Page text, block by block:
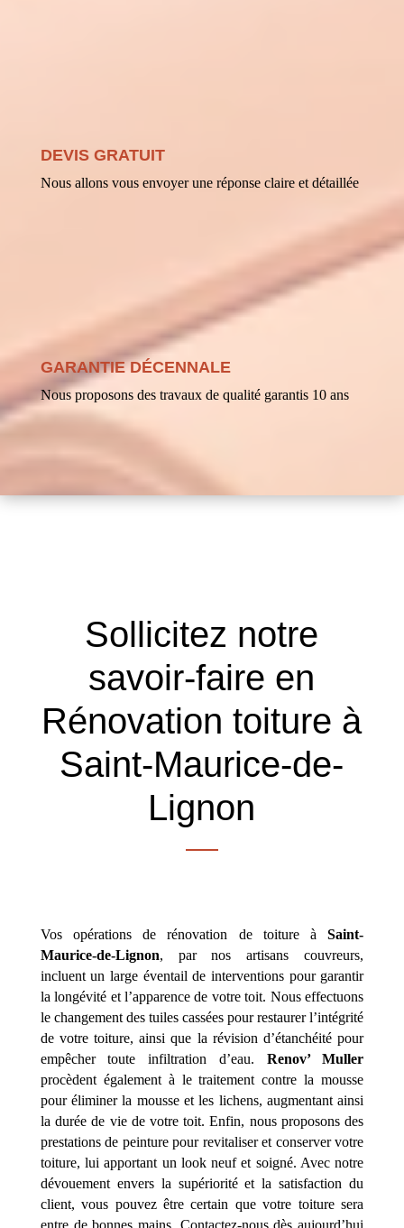
DEVIS GRATUIT
Nous allons vous envoyer une réponse claire et détaillée
GARANTIE DÉCENNALE
Nous proposons des travaux de qualité garantis 10 ans
Sollicitez notre
savoir-faire en
Rénovation toiture à
Saint-Maurice-de-
Lignon
Vos opérations de rénovation de toiture àSaint-
Maurice-de-Lignon, par nos artisans couvreurs,
incluent un large éventail de interventions pour garantir
la longévité et l’apparence de votre toit. Nous effectuons
le changement des tuiles cassées pour restaurer l’intégrité
de votre toiture, ainsi que la révision d’étanchéité pour
empêcher toute infiltration d’eau. Renov’ Muller
procèdent également à le traitement contre la mousse
pour éliminer la mousse et les lichens, augmentant ainsi
la durée de vie de votre toit. Enfin, nous proposons des
prestations de peinture pour revitaliser et conserver votre
toiture, lui apportant un look neuf et soigné. Avec notre
dévouement envers la supériorité et la satisfaction du
client, vous pouvez être certain que votre toiture sera
entre de bonnes mains. Contactez-nous dès aujourd’hui